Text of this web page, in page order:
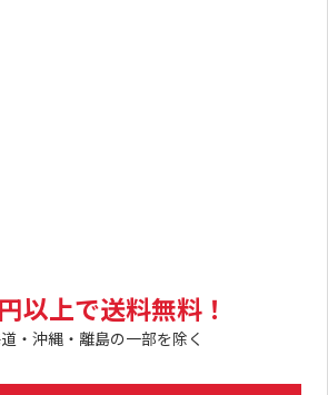
以上で送料無料！
・沖縄・離島の一部を除く